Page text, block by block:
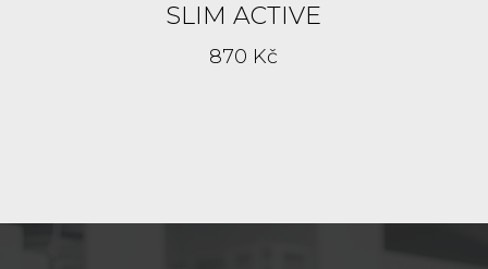
SLIM ACTIVE
870 Kč